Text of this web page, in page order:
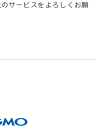
サービスをよろしくお願